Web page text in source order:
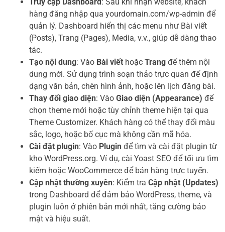
hàng đăng nhập qua yourdomain.com/wp-admin để
quản lý. Dashboard hiển thị các menu như Bài viết
(Posts), Trang (Pages), Media, v.v., giúp dễ dàng thao
tác.
Tạo nội dung: Vào Bài viết hoặc Trang để thêm nội
dung mới. Sử dụng trình soạn thảo trực quan để định
dạng văn bản, chèn hình ảnh, hoặc lên lịch đăng bài.
Thay đổi giao diện: Vào Giao diện (Appearance) để
chọn theme mới hoặc tùy chỉnh theme hiện tại qua
Theme Customizer. Khách hàng có thể thay đổi màu
sắc, logo, hoặc bố cục mà không cần mã hóa.
Cài đặt plugin: Vào Plugin để tìm và cài đặt plugin từ
kho WordPress.org. Ví dụ, cài Yoast SEO để tối ưu tìm
kiếm hoặc WooCommerce để bán hàng trực tuyến.
Cập nhật thường xuyên: Kiểm tra Cập nhật (Updates)
trong Dashboard để đảm bảo WordPress, theme, và
plugin luôn ở phiên bản mới nhất, tăng cường bảo
mật và hiệu suất.